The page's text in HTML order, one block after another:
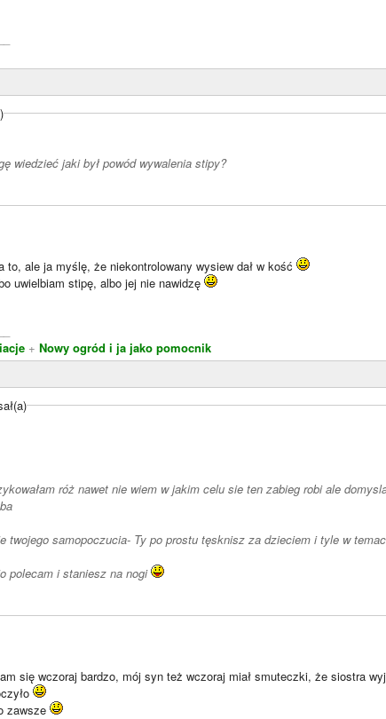
wiedzieć jaki był powód wywalenia stipy?
to, ale ja myślę, że niekontrolowany wysiew dał w kość
uwielbiam stipę, albo jej nie nawidzę
+ Nowy ogród i ja jako pomocnik
róż nawet nie wiem w jakim celu sie ten zabieg robi ale
twojego samopoczucia- Ty po prostu tęsknisz za dzieciem i tyle w
polecam i staniesz na nogi
się wczoraj bardzo, mój syn też wczoraj miał smuteczki, że siostra
zawsze